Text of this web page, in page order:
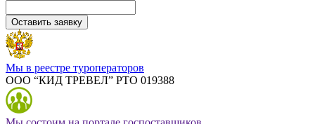
Оставить заявку
Мы в реестре туроператоров
ООО “КИД ТРЕВЕЛ” РТО 019388